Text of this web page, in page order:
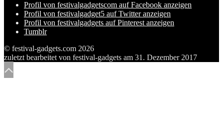
Profil von festivalgadgetscom auf Facebook anzeigen
Profil von festivalgadget5 auf Twitter anzeigen
Profil von festivalgadgets auf Pinterest anzeigen
Tumblr
© festival-gadgets.com 2026
zuletzt bearbeitet von festival-gadgets am 31. Dezember 2017